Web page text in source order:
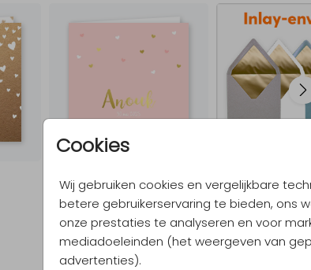
Cookies
Wij gebruiken cookies en vergelijkbare
betere gebruikerservaring te bieden, ons
onze prestaties te analyseren en voor
mediadoeleinden (het weergeven van
advertenties).